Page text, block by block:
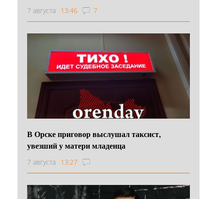
7 августа 13:46 7
В Орске приговор выслушал таксист,
увезший у матери младенца
7 августа 13:27